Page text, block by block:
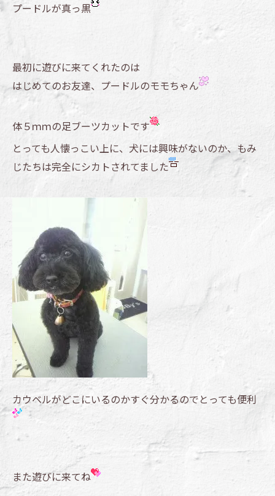
プードルが真っ黒
最初に遊びに来てくれたのは
はじめてのお友達、プードルのモモちゃん
体５ｍｍの足ブーツカットです
とっても人懐っこい上に、犬には興味がないのか、もみ
じたちは完全にシカトされてました
カウベルがどこにいるのかすぐ分かるのでとっても便利
また遊びに来てね